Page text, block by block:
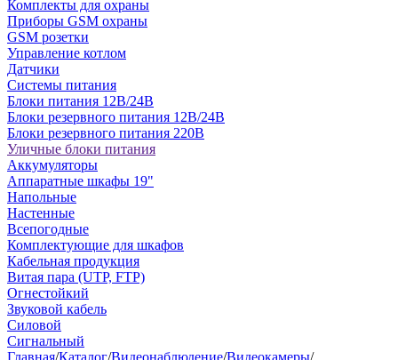
Комплекты для охраны
Приборы GSM охраны
GSM розетки
Управление котлом
Датчики
Системы питания
Блоки питания 12В/24В
Блоки резервного питания 12В/24В
Блоки резервного питания 220В
Уличные блоки питания
Аккумуляторы
Аппаратные шкафы 19"
Напольные
Настенные
Всепогодные
Комплектующие для шкафов
Кабельная продукция
Витая пара (UTP, FTP)
Огнестойкий
Звуковой кабель
Силовой
Сигнальный
Главная/Каталог/Видеонаблюдение/Видеокамеры/